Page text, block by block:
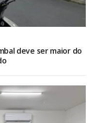
deve ser maior do